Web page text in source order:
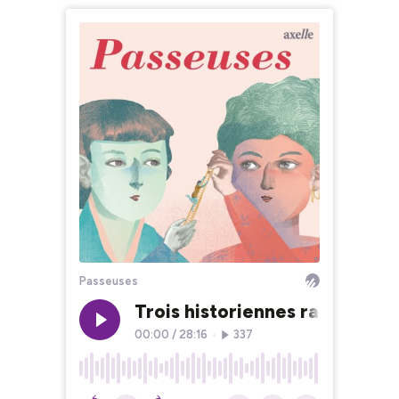
Passeuses
Trois historiennes racontent
00:00 / 28:16 337